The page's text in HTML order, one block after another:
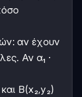
αν έχουν
Αν α₁ ·
B(x₂,y₂)